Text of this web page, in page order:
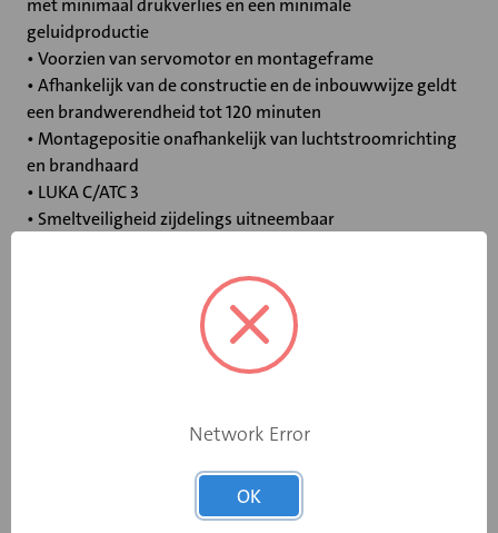
met minimaal drukverlies en een minimale
geluidproductie
• Voorzien van servomotor en montageframe
• Afhankelijk van de constructie en de inbouwwijze geldt
een brandwerendheid tot 120 minuten
• Montagepositie onafhankelijk van luchtstroomrichting
en brandhaard
• LUKA C/ATC 3
• Smeltveiligheid zijdelings uitneembaar
Elektromotor 24 V
Network Error
OK